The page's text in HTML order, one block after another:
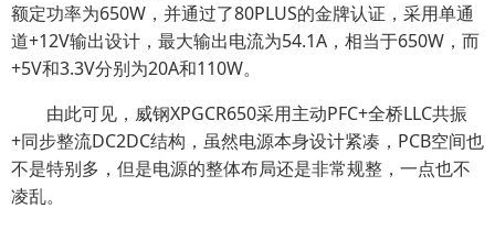
额定功率为650W，并通过了80PLUS的金牌认证，采用单通
道+12V输出设计，最大输出电流为54.1A，相当于650W，而
+5V和3.3V分别为20A和110W。
由此可见，威钢XPGCR650采用主动PFC+全桥LLC共振
+同步整流DC2DC结构，虽然电源本身设计紧凑，PCB空间也
不是特别多，但是电源的整体布局还是非常规整，一点也不
凌乱。